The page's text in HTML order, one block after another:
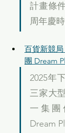
計畫條
周年慶
百貨新競局
團 Dream
2025年
三家大
一集
Dream